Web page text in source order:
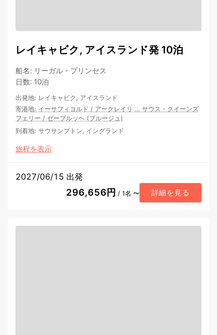
レイキャビク, アイスランド発 10泊
船名: リーガル・プリンセス
日数: 10泊
出発地: レイキャビク, アイスランド
寄港地: イーサフィヨルド / アークレイリ … サウス・クイーンズ
フェリー / ゼーブルッヘ (ブルージュ)
到着地: サウサンプトン, イングランド
旅程を表示
2027/06/15 出発
296,656円 / 1名 〜 詳細を見る